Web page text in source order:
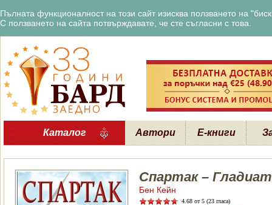
Пълната функционалност на този сайт изисква ползването на
С ползването на сайта потвърждавате, че сте съгласни с това.
Каталог Автори Е-книги
Спартак –
Бен Кейн
4.68 от 5 (23 гласа)